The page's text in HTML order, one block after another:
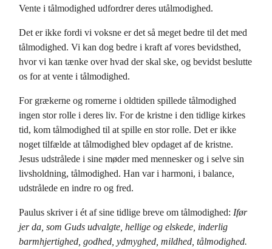
Vente i tålmodighed udfordrer deres utålmodighed.
Det er ikke fordi vi voksne er det så meget bedre til det med
tålmodighed. Vi kan dog bedre i kraft af vores bevidsthed,
hvor vi kan tænke over hvad der skal ske, og bevidst beslutte
os for at vente i tålmodighed.
For grækerne og romerne i oldtiden spillede tålmodighed
ingen stor rolle i deres liv. For de kristne i den tidlige kirkes
tid, kom tålmodighed til at spille en stor rolle. Det er ikke
noget tilfælde at tålmodighed blev opdaget af de kristne.
Jesus udstrålede i sine møder med mennesker og i selve sin
livsholdning, tålmodighed. Han var i harmoni, i balance,
udstrålede en indre ro og fred.
Paulus skriver i ét af sine tidlige breve om tålmodighed: Ifør
jer da, som Guds udvalgte, hellige og elskede, inderlig
barmhjertighed, godhed, ydmyghed, mildhed, tålmodighed.